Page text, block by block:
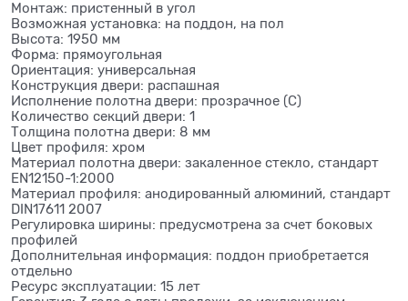
Монтаж: пристенный в угол
Возможная установка: на поддон, на пол
Высота: 1950 мм
Форма: прямоугольная
Ориентация: универсальная
Конструкция двери: распашная
Исполнение полотна двери: прозрачное (C)
Количество секций двери: 1
Толщина полотна двери: 8 мм
Цвет профиля: хром
Материал полотна двери: закаленное стекло, стандарт
EN12150-1:2000
Материал профиля: анодированный алюминий, стандарт
DIN17611 2007
Регулировка ширины: предусмотрена за счет боковых
профилей
Дополнительная информация: поддон приобретается
отдельно
Ресурс эксплуатации: 15 лет